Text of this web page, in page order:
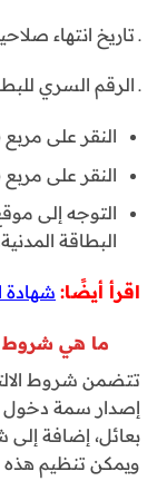
ـ تاريخ انتهاء
ـ الرقم السري
النقر على
النقر على
التوجه إلى
البطاقة
اقرأ أيضًا: شهادة
ما هي شروط
تتضمن شروط
إصدار سمة دخول
بعائل، إضافة إلى
ويمكن تنظيم هذه